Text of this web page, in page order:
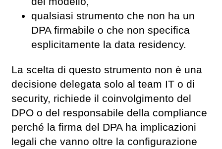
qualsiasi strumento che non ha un
DPA firmabile o che non specifica
esplicitamente la data residency.
La scelta di questo strumento non è una
decisione delegata solo al team IT o di
security, richiede il coinvolgimento del
DPO o del responsabile della compliance
perché la firma del DPA ha implicazioni
legali che vanno oltre la configurazione